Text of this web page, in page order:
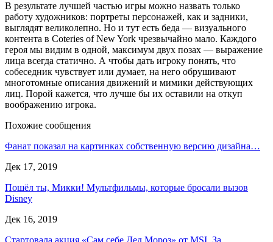
В результате лучшей частью игры можно назвать только
работу художников: портреты персонажей, как и задники,
выглядят великолепно. Но и тут есть беда — визуального
контента в Coteries of New York чрезвычайно мало. Каждого
героя мы видим в одной, максимум двух позах — выражение
лица всегда статично. А чтобы дать игроку понять, что
собеседник чувствует или думает, на него обрушивают
многотомные описания движений и мимики действующих
лиц. Порой кажется, что лучше бы их оставили на откуп
воображению игрока.
Похожие сообщения
Фанат показал на картинках собственную версию дизайна…
Дек 17, 2019
Пошёл ты, Микки! Мультфильмы, которые бросали вызов
Disney
Дек 16, 2019